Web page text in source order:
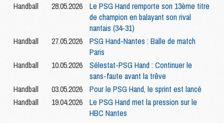
Handball
28.05.2026
Le PSG Hand remporte son 13ème titre
de champion en balayant son rival
nantais (34-31)
Handball
27.05.2026
PSG Hand-Nantes : Balle de match
Paris
Handball
10.05.2026
Sélestat-PSG Hand : Continuer le
sans-faute avant la trêve
Handball
03.05.2026
Pour le PSG Hand, le sprint est lancé
Handball
19.04.2026
Le PSG Hand met la pression sur le
HBC Nantes